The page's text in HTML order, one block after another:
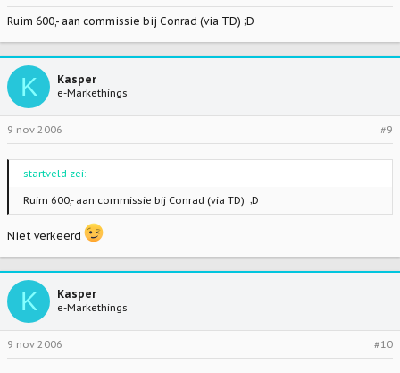
Ruim 600,- aan commissie bij Conrad (via TD) ;D
K Kasper
e-Markethings
9 nov 2006 #9
startveld zei:
Ruim 600,- aan commissie bij Conrad (via TD) ;D
Niet verkeerd
K Kasper
e-Markethings
9 nov 2006 #10